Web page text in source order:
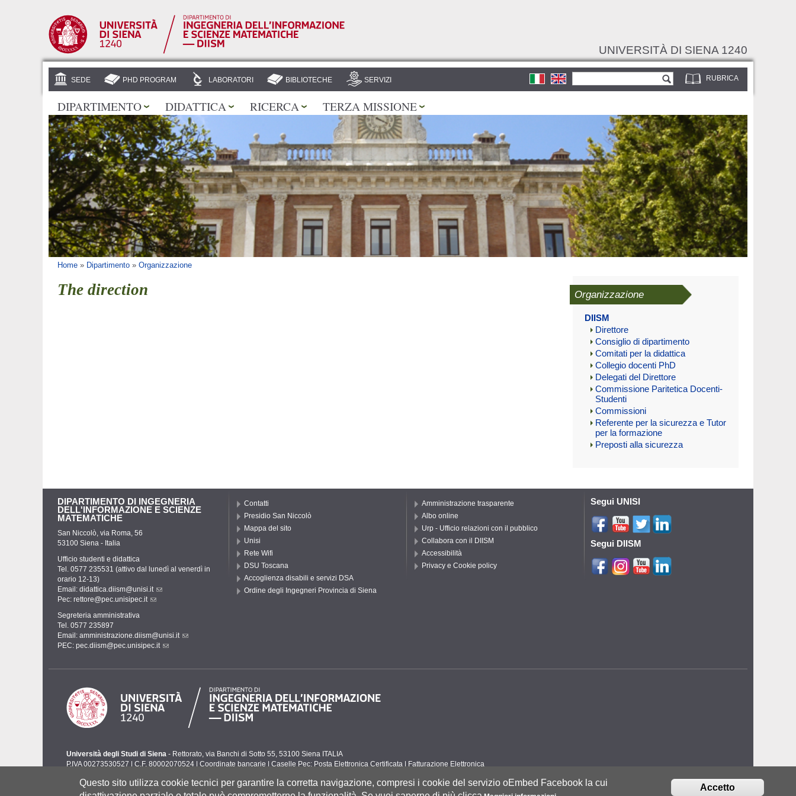
UNIVERSITÀ DI SIENA 1240
RUBRICA
Form di ricerca
SEDE PHD PROGRAM LABORATORI BIBLIOTECHE SERVIZI
DIPARTIMENTO DIDATTICA RICERCA TERZA MISSIONE
Tu sei qui
Home » Dipartimento » Organizzazione
The direction Organizzazione
DIISM
Direttore
Consiglio di dipartimento
Comitati per la didattica
Collegio docenti PhD
Delegati del Direttore
Commissione Paritetica Docenti-
Studenti
Commissioni
Referente per la sicurezza e Tutor
per la formazione
Preposti alla sicurezza
DIPARTIMENTO DI INGEGNERIA
DELL'INFORMAZIONE E SCIENZE
MATEMATICHE
San Niccolò, via Roma, 56
53100 Siena - Italia
Ufficio studenti e didattica
Tel. 0577 235531 (attivo dal lunedì al venerdì in
orario 12-13)
Email: didattica.diism@unisi.it
Pec: rettore@pec.unisipec.it
Segreteria amministrativa
Tel. 0577 235897
Email: amministrazione.diism@unisi.it
PEC: pec.diism@pec.unisipec.it
Contatti
Presidio San Niccolò
Mappa del sito
Unisi
Rete Wifi
DSU Toscana
Accoglienza disabili e servizi DSA
Ordine degli Ingegneri Provincia di Siena
Amministrazione trasparente
Albo online
Urp - Ufficio relazioni con il pubblico
Collabora con il DIISM
Accessibilità
Privacy e Cookie policy
Segui UNISI
Segui DIISM
Università degli Studi di Siena - Rettorato, via Banchi di Sotto 55, 53100 Siena ITALIA
P.IVA 00273530527 | C.F. 80002070524 | Coordinate bancarie Caselle Pec: Posta Elettronica Certificata
Fatturazione Elettronica
Questo sito utilizza cookie tecnici per garantire la corretta navigazione, compresi i cookie del servizio oEmbed Facebook la cui
Accetto